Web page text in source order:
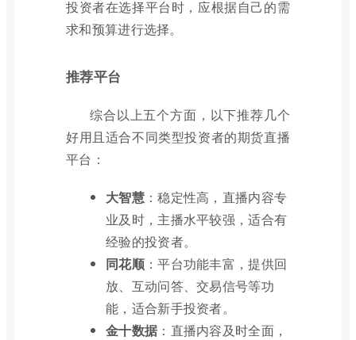
投资者在选择平台时，应根据自己的需
求和预算进行选择。
推荐平台
综合以上五个方面，以下推荐几个
好用且适合不同类型投资者的期货直播
平台：
大智慧：稳定性高，直播内容专
业及时，主播水平较强，适合有
经验的投资者。
同花顺：平台功能丰富，提供回
放、互动问答、交易信号等功
能，适合新手投资者。
金十数据 ：直播内容及时全面，